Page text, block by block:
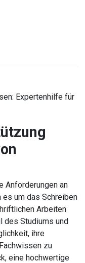
Expertenhilfe für
Anforderungen an
um das Schreiben
Arbeiten
des Studiums und
ihre
zu
eine hochwertige